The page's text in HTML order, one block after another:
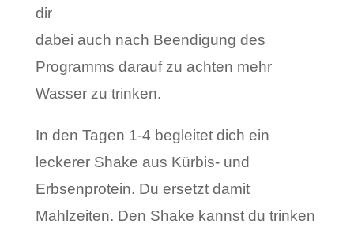
dir
dabei auch nach Beendigung des
Programms darauf zu achten mehr
Wasser zu trinken.
In den Tagen 1-4 begleitet dich ein
leckerer Shake aus Kürbis- und
Erbsenprotein. Du ersetzt damit
Mahlzeiten. Den Shake kannst du trinken